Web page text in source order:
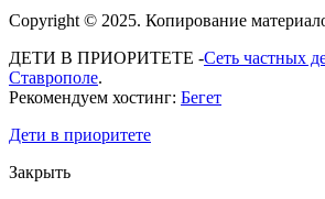
Copyright © 2025. Копирование
ДЕТИ В ПРИОРИТЕТЕ -Сеть частных
Ставрополе.
Рекомендуем хостинг: Бегет
Дети в приоритете
Закрыть